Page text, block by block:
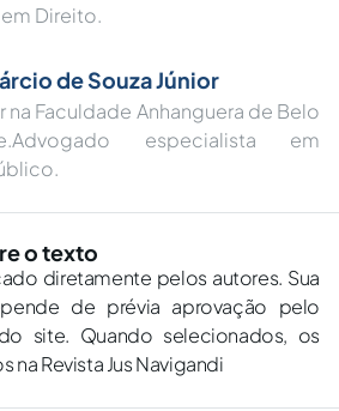
Direito.
de Souza Júnior
na Faculdade Anhanguera de Belo
especialista em
o texto
diretamente pelos autores. Sua
de prévia aprovação pelo
site. Quando selecionados, os
na Revista Jus Navigandi